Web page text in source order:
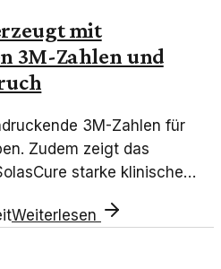
mit
3M-Zahlen und
3M-Zahlen für
Zudem zeigt das
starke klinische
Weiterlesen